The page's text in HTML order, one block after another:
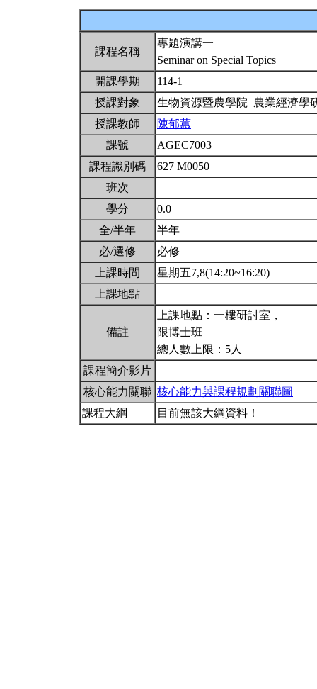
課程名稱
專題演講一
Seminar on Special Topics
開課學期
114-1
授課對象
生物資源暨農學院 農業經濟學
授課教師
陳郁蕙
課號
AGEC7003
課程識別碼
627 M0050
班次
學分
0.0
全/半年
半年
必/選修
必修
上課時間
星期五7,8(14:20~16:20)
上課地點
備註
上課地點：一樓研討室，
限博士班
總人數上限：5人
課程簡介影片
核心能力關聯 核心能力與課程規劃關聯圖
課程大綱
目前無該大綱資料！